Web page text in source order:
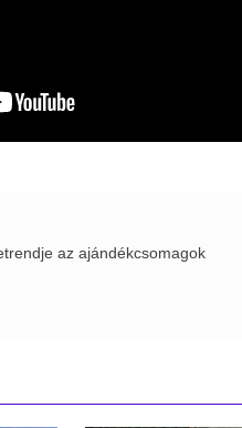
az ajándékcsomagok